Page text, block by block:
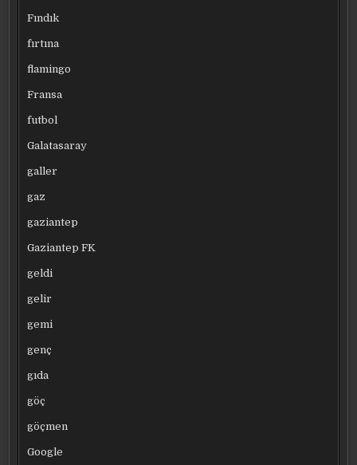
Fındık
fırtına
flamingo
Fransa
futbol
Galatasaray
galler
gaz
gaziantep
Gaziantep FK
geldi
gelir
gemi
genç
gıda
göç
göçmen
Google